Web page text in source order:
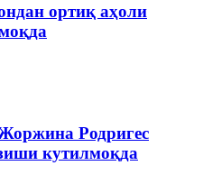
ортиқ аҳоли
Родригес
кутилмоқда